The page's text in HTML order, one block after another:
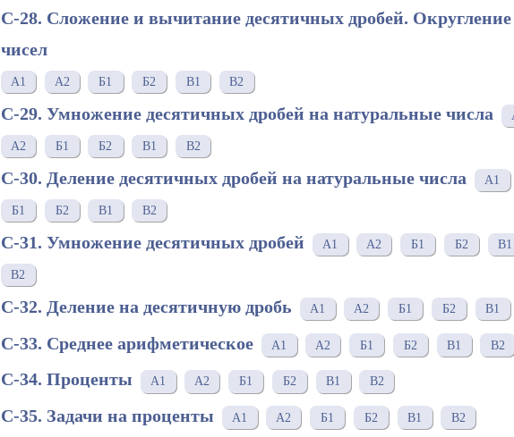
С-28. Сложение и вычитание десятичных дробей. Округление
чисел
A1 A2 Б1 Б2 В1 В2
С-29. Умножение десятичных дробей на натуральные числа
А2 Б1 Б2 В1 В2
С-30. Деление десятичных дробей на натуральные числа A1
Б1 Б2 В1 В2
С-31. Умножение десятичных дробей A1 A2 Б1 Б2 В1
В2
С-32. Деление на десятичную дробь A1 A2 Б1 Б2 В1
С-33. Среднее арифметическое A1 A2 Б1 Б2 В1 В2
С-34. Проценты A1 A2 Б1 Б2 В1 В2
С-35. Задачи на проценты A1 A2 Б1 Б2 В1 В2